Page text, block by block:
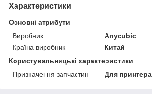
Характеристики
Основні атрибути
Виробник
Anycubic
Країна виробник
Китай
Користувальницькі характеристики
Призначення запчастин
Для принтера